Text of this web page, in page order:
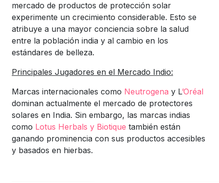
mercado de productos de protección solar
experimente un crecimiento considerable. Esto se
atribuye a una mayor conciencia sobre la salud
entre la población india y al cambio en los
estándares de belleza.
Principales Jugadores en el Mercado Indio:
Marcas internacionales como Neutrogena y L’Oréal
dominan actualmente el mercado de protectores
solares en India. Sin embargo, las marcas indias
como Lotus Herbals y Biotique también están
ganando prominencia con sus productos accesibles
y basados en hierbas.